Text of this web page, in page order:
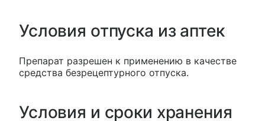
Условия отпуска из аптек
Препарат разрешен к применению в качестве
средства безрецептурного отпуска.
Условия и сроки хранения